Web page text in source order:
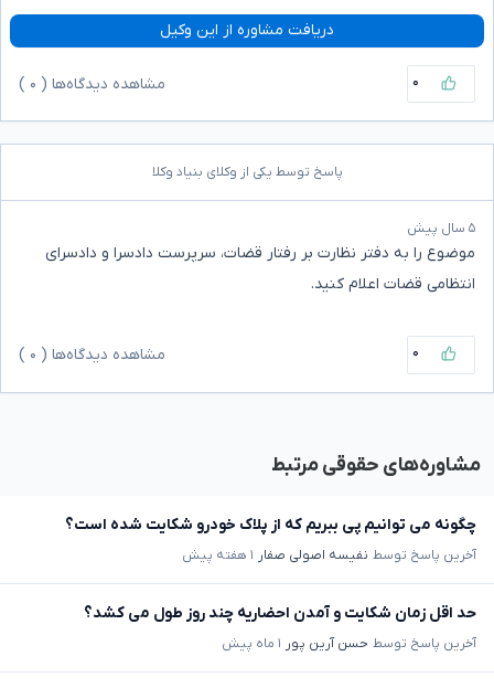
دریافت مشاوره از این وکیل
۰ مشاهده دیدگاه‌ها ( ۰
پاسخ توسط یکی از وکلای بنیاد وکلا
۵ سال پیش
موضوع را به دفتر نظارت بر رفتار قضات، سرپرست دادسرا و دادسرای
انتظامی قضات اعلام کنید.
۰ مشاهده دیدگاه‌ها ( ۰
مشاوره‌های حقوقی مرتبط
چگونه می توانیم پی ببریم که از پلاک خودرو شکایت شده است؟
آخرین پاسخ توسط نفیسه اصولی صفار ۱ هفته پیش
حد اقل زمان شکایت و آمدن احضاریه چند روز طول می کشد؟
آخرین پاسخ توسط حسن آرین پور ۱ ماه پیش